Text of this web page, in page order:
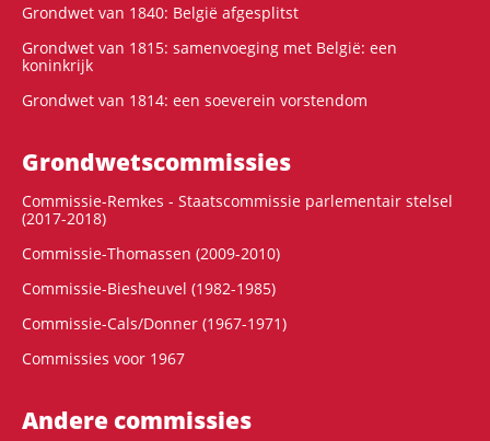
Grondwet van 1840: België afgesplitst
Grondwet van 1815: samenvoeging met België: een
koninkrijk
Grondwet van 1814: een soeverein vorstendom
Grondwets­commissies
Commissie-Remkes - Staatscommissie parlementair stelsel
(2017-2018)
Commissie-Thomassen (2009-2010)
Commissie-Biesheuvel (1982-1985)
Commissie-Cals/Donner (1967-1971)
Commissies voor 1967
Andere commissies